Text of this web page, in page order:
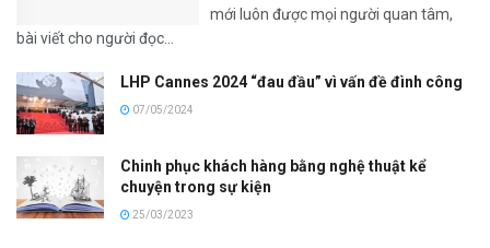
mới luôn được mọi người quan tâm,
bài viết cho người đọc...
LHP Cannes 2024 “đau đầu” vì vấn đề đình công
07/05/2024
Chinh phục khách hàng bằng nghệ thuật kể
chuyện trong sự kiện
25/03/2023